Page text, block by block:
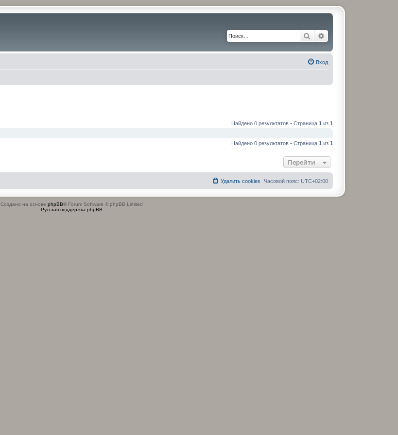
Поиск
Вход
Найдено 0 результатов • Страница 1 из 1
Найдено 0 результатов • Страница 1 из 1
Перейти
Часовой пояс: UTC+02:00
Удалить cookies
Создано на основе phpBB® Forum Software © phpBB Limited
Русская поддержка phpBB